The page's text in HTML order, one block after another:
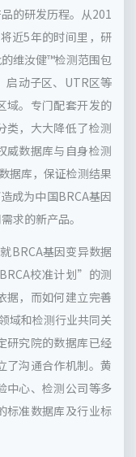
的研发历程。从201
近5年的时间里，研
维汝健™检测范围包
启动子区、UTR区等
域。专门配套开发的
类，大大降低了检测
威数据库与自身检测
据库，保证检测结果
成为中国BRCA基因
求的新产品。
BRCA基因变异数据
校准计划”的测
据，而如何建立完善
域和检测行业共同关
研究院的数据库已经
了沟通合作机制。黄
中心、检测公司等多
标准数据库及行业标